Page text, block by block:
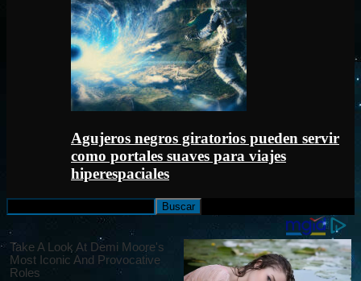
Agujeros negros giratorios pueden servir
como portales suaves para viajes
hiperespaciales